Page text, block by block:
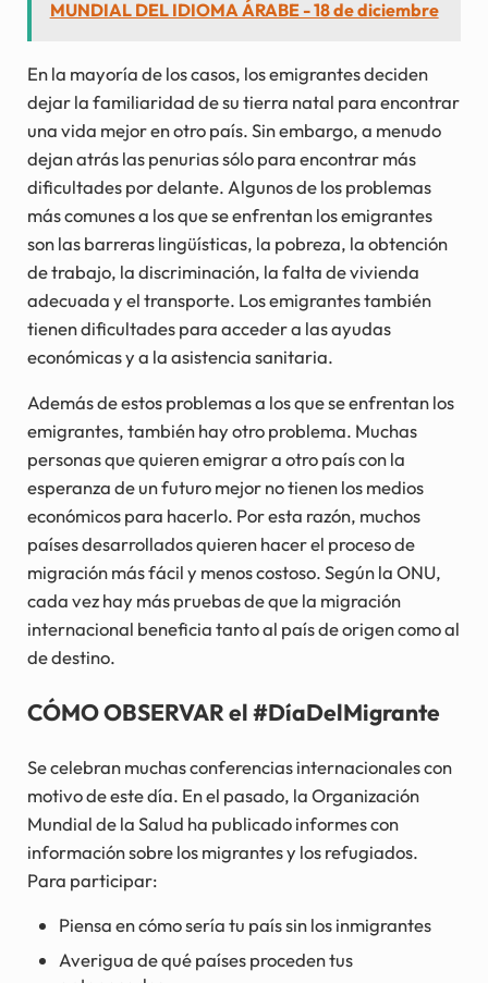
MUNDIAL DEL IDIOMA ÁRABE - 18 de diciembre
En la mayoría de los casos, los emigrantes deciden
dejar la familiaridad de su tierra natal para encontrar
una vida mejor en otro país. Sin embargo, a menudo
dejan atrás las penurias sólo para encontrar más
dificultades por delante. Algunos de los problemas
más comunes a los que se enfrentan los emigrantes
son las barreras lingüísticas, la pobreza, la obtención
de trabajo, la discriminación, la falta de vivienda
adecuada y el transporte. Los emigrantes también
tienen dificultades para acceder a las ayudas
económicas y a la asistencia sanitaria.
Además de estos problemas a los que se enfrentan los
emigrantes, también hay otro problema. Muchas
personas que quieren emigrar a otro país con la
esperanza de un futuro mejor no tienen los medios
económicos para hacerlo. Por esta razón, muchos
países desarrollados quieren hacer el proceso de
migración más fácil y menos costoso. Según la ONU,
cada vez hay más pruebas de que la migración
internacional beneficia tanto al país de origen como al
de destino.
CÓMO OBSERVAR el #DíaDelMigrante
Se celebran muchas conferencias internacionales con
motivo de este día. En el pasado, la Organización
Mundial de la Salud ha publicado informes con
información sobre los migrantes y los refugiados.
Para participar:
Piensa en cómo sería tu país sin los inmigrantes
Averigua de qué países proceden tus